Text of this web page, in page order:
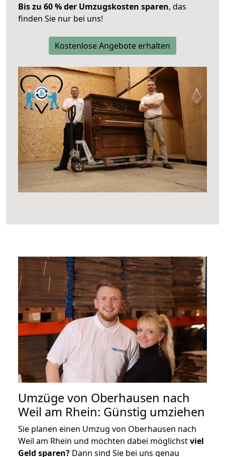
Bis zu 60 % der Umzugskosten sparen, das
finden Sie nur bei uns!
Kostenlose Angebote erhalten
Umzüge von Oberhausen nach
Weil am Rhein: Günstig umziehen
Sie planen einen Umzug von Oberhausen nach
Weil am Rhein und möchten dabei möglichstviel
Geld sparen? Dann sind Sie bei uns genau